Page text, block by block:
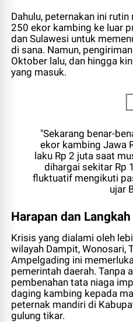
Dahulu, peternakan ini
250 ekor kambing ke luar
dan Sulawesi untuk
di sana. Namun,
Oktober lalu, dan hingga
yang masuk.
"Sekarang benar-
ekor kambing Jawa
laku Rp 2 juta saat
dihargai sekitar Rp
fluktuatif mengikuti
ujar
Harapan dan Langkah
Krisis yang dialami oleh
wilayah Dampit, Wonosari,
Ampelgading ini
pemerintah daerah. Tanpa
pembenahan tata niaga
daging kambing kepada
peternak mandiri di
gulung tikar.